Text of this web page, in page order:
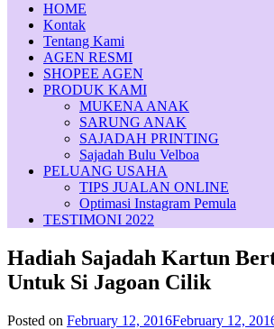
HOME
Kontak
Tentang Kami
AGEN RESMI
SHOPEE AGEN
PRODUK KAMI
MUKENA ANAK
SARUNG ANAK
SAJADAH PRINTING
Sajadah Bulu Velboa
PELUANG USAHA
TIPS JUALAN ONLINE
Optimasi Instagram Pemula
TESTIMONI 2022
Hadiah Sajadah Kartun
Untuk Si Jagoan Cilik
Posted on February 12, 2016February 12,